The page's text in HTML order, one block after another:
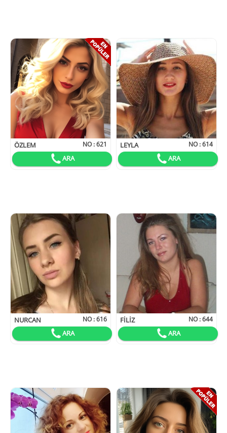
ÖZLEM NO :621
ARA
LEYLA NO :614
ARA
NURCAN NO :616
ARA
FILIZ NO :644
ARA